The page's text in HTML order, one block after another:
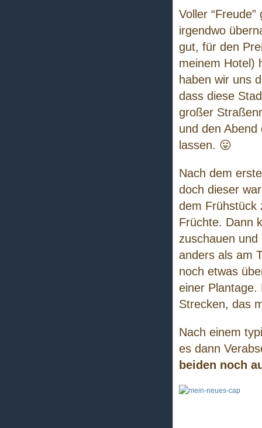
Voller
irgendwo
gut, für den
meinem Hotel)
haben wir uns
dass diese
großer
und den
lassen. 😛
Nach dem
doch dieser
dem Frühstück
Früchte. Dann
zuschauen
anders als am
noch etwas
einer Plantage.
Strecken, das
Nach einem
es dann
beiden noch